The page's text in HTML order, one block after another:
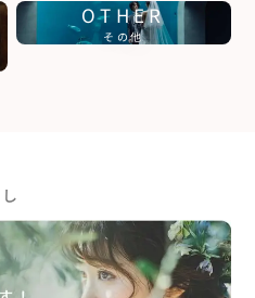
OTHER
その他